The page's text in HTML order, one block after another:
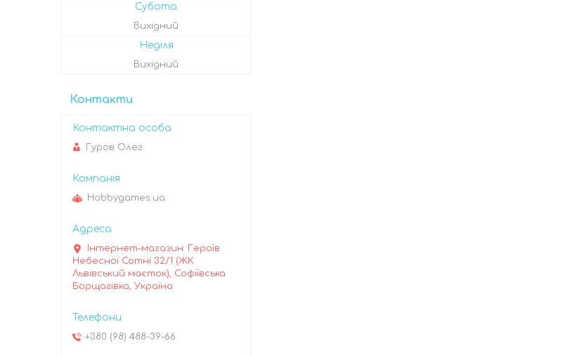
Субота
Вихідний
Неділя
Вихідний
Контакти
Гуров Олег
Hobbygames.ua
Інтернет-магазин: Героїв
Небесної Сотні 32/1 (ЖК
Львівський маєток), Софіївська
Борщагівка, Україна
+380 (98) 488-39-66